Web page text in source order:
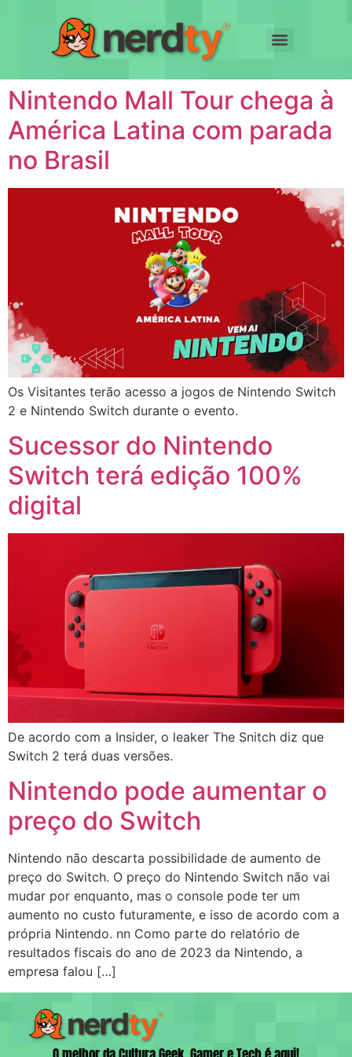
Nintendo Mall Tour chega à
América Latina com parada
no Brasil
Os Visitantes terão acesso a jogos de Nintendo Switch
2 e Nintendo Switch durante o evento.
Sucessor do Nintendo
Switch terá edição 100%
digital
De acordo com a Insider, o leaker The Snitch diz que
Switch 2 terá duas versões.​
Nintendo pode aumentar o
preço do Switch
Nintendo não descarta possibilidade de aumento de
preço do Switch. O preço do Nintendo Switch não vai
mudar por enquanto, mas o console pode ter um
aumento no custo futuramente, e isso de acordo com a
própria Nintendo. nn Como parte do relatório de
resultados fiscais do ano de 2023 da Nintendo, a
empresa falou […]